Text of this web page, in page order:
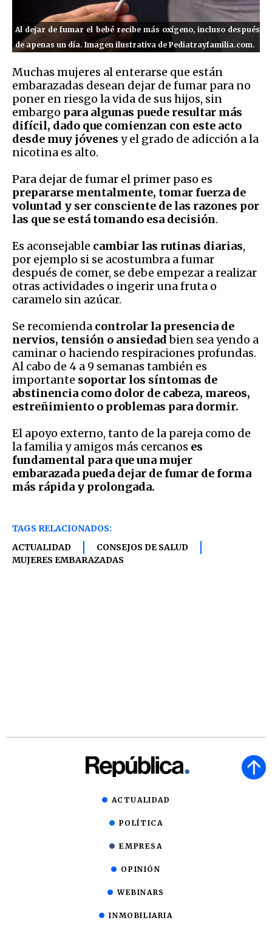
Al dejar de fumar el bebé recibe más oxígeno, incluso después
de apenas un día. Imagen ilustrativa de Pediatrayfamilia.com.
Muchas mujeres al enterarse que están
embarazadas desean dejar de fumar para no
poner en riesgo la vida de sus hijos, sin
embargo para algunas puede resultar más
difícil, dado que comienzan con este acto
desde muy jóvenes y el grado de adicción a la
nicotina es alto.
Para dejar de fumar el primer paso es
prepararse mentalmente, tomar fuerza de
voluntad y ser consciente de las razones por
las que se está tomando esa decisión.
Es aconsejable cambiar las rutinas diarias,
por ejemplo si se acostumbra a fumar
después de comer, se debe empezar a realizar
otras actividades o ingerir una fruta o
caramelo sin azúcar.
Se recomienda controlar la presencia de
nervios, tensión o ansiedadbien sea yendo a
caminar o haciendo respiraciones profundas.
Al cabo de 4 a 9 semanas también es
importante soportar los síntomas de
abstinencia como dolor de cabeza, mareos,
estreñimiento o problemas para dormir.
El apoyo externo, tanto de la pareja como de
la familia y amigos más cercanos es
fundamental para que una mujer
embarazada pueda dejar de fumar de forma
más rápida y prolongada.
TAGS RELACIONADOS:
ACTUALIDAD
CONSEJOS DE SALUD
MUJERES EMBARAZADAS
ACTUALIDAD
POLÍTICA
EMPRESA
OPINIÓN
WEBINARS
INMOBILIARIA